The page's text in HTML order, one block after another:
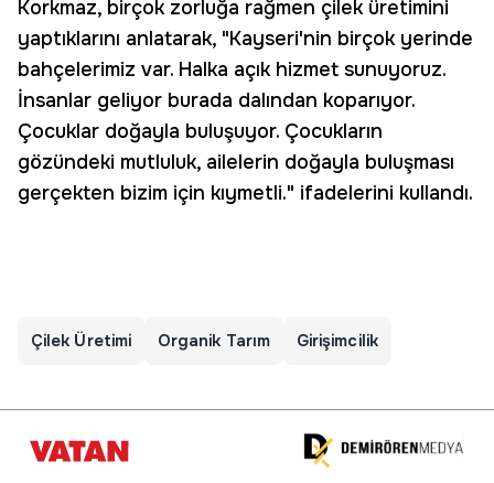
Korkmaz, birçok zorluğa rağmen çilek üretimini
yaptıklarını anlatarak, "Kayseri'nin birçok yerinde
bahçelerimiz var. Halka açık hizmet sunuyoruz.
İnsanlar geliyor burada dalından koparıyor.
Çocuklar doğayla buluşuyor. Çocukların
gözündeki mutluluk, ailelerin doğayla buluşması
gerçekten bizim için kıymetli." ifadelerini kullandı.
Çilek Üretimi Organik Tarım Girişimcilik